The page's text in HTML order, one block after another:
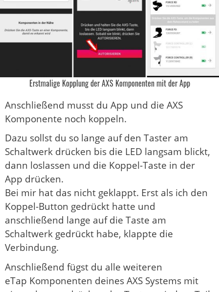
Erstmalige Kopplung der AXS Komponenten mit der App
Anschließend musst du App und die AXS
Komponente noch koppeln.
Dazu sollst du so lange auf den Taster am
Schaltwerk drücken bis die LED langsam blickt,
dann loslassen und die Koppel-Taste in der
App drücken.
Bei mir hat das nicht geklappt. Erst als ich den
Koppel-Button gedrückt hatte und
anschließend lange auf die Taste am
Schaltwerk gedrückt habe, klappte die
Verbindung.
Anschließend fügst du alle weiteren
eTap Komponenten deines AXS Systems mit